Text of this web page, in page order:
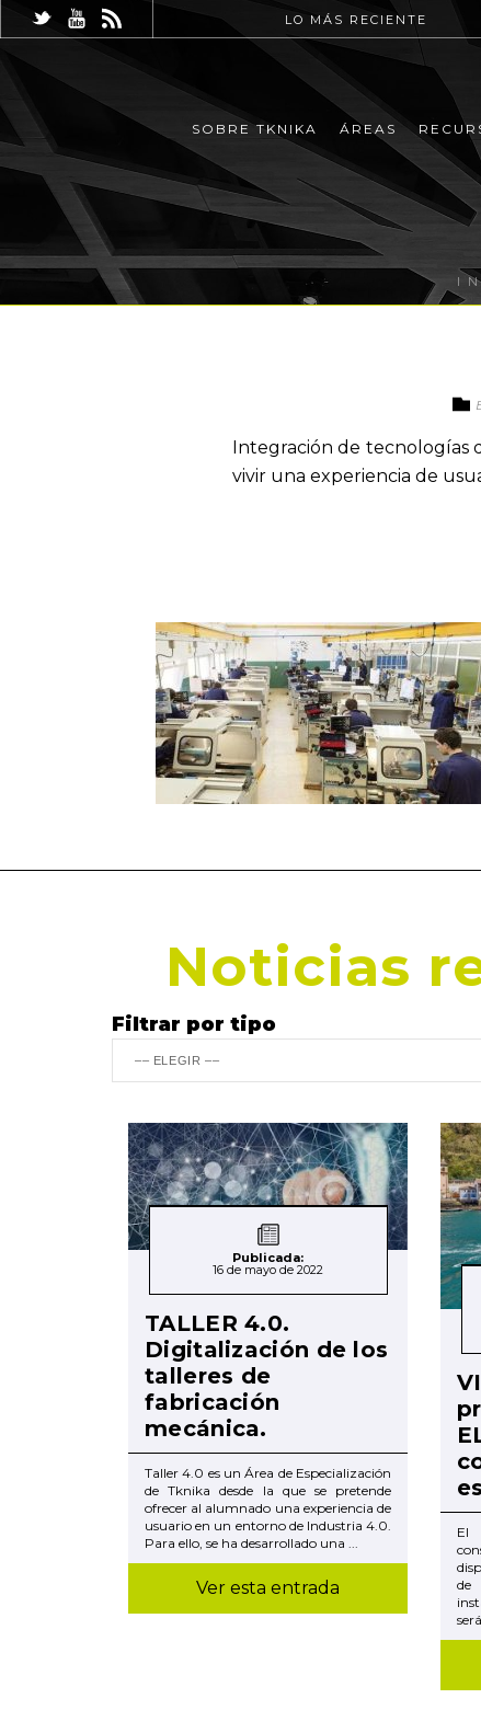
LO MÁS RECIENTE
SOBRE TKNIKA ÁREAS
Integración de tecnologías
vivir una experiencia de
Noticias
Filtrar por tipo
Publicada:
16 de mayo de 2022
TALLER 4.0.
Digitalización de los
talleres de
fabricación
mecánica.
Taller 4.0 es un Área de Especialización
de Tknika desde la que se pretende
ofrecer al alumnado una experiencia de
usuario en un entorno de Industria 4.0.
Para ello, se ha desarrollado una ...
Ver esta entrada
El
de